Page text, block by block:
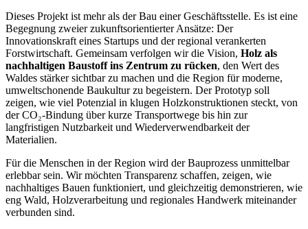
Dieses Projekt ist mehr als der Bau einer Geschäftsstelle. Es ist eine
Begegnung zweier zukunftsorientierter Ansätze: Der
Innovationskraft eines Startups und der regional verankerten
Forstwirtschaft. Gemeinsam verfolgen wir die Vision, Holz als
nachhaltigen Baustoff ins Zentrum zu rücken, den Wert des
Waldes stärker sichtbar zu machen und die Region für moderne,
umweltschonende Baukultur zu begeistern. Der Prototyp soll
zeigen, wie viel Potenzial in klugen Holzkonstruktionen steckt, von
der CO₂-Bindung über kurze Transportwege bis hin zur
langfristigen Nutzbarkeit und Wiederverwendbarkeit der
Materialien.
Für die Menschen in der Region wird der Bauprozess unmittelbar
erlebbar sein. Wir möchten Transparenz schaffen, zeigen, wie
nachhaltiges Bauen funktioniert, und gleichzeitig demonstrieren, wie
eng Wald, Holzverarbeitung und regionales Handwerk miteinander
verbunden sind.